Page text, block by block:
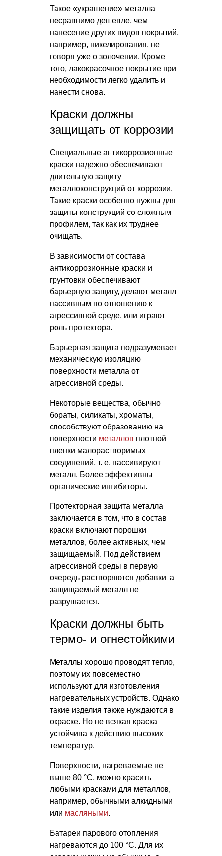
Такое «украшение» металла
несравнимо дешевле, чем
нанесение других видов покрытий,
например, никелирования, не
говоря уже о золочении. Кроме
того, лакокрасочное покрытие при
необходимости легко удалить и
нанести снова.
Краски должны
защищать от коррозии
Специальные антикоррозионные
краски надежно обеспечивают
длительную защиту
металлоконструкций от коррозии.
Такие краски особенно нужны для
защиты конструкций со сложным
профилем, так как их труднее
очищать.
В зависимости от состава
антикоррозионные краски и
грунтовки обеспечивают
барьерную защиту, делают металл
пассивным по отношению к
агрессивной среде, или играют
роль протектора.
Барьерная защита подразумевает
механическую изоляцию
поверхности металла от
агрессивной среды.
Некоторые вещества, обычно
бораты, силикаты, хроматы,
способствуют образованию на
поверхности металлов плотной
пленки малорастворимых
соединений, т. е. пассивируют
металл. Более эффективны
органические ингибиторы.
Протекторная защита металла
заключается в том, что в состав
краски включают порошки
металлов, более активных, чем
защищаемый. Под действием
агрессивной среды в первую
очередь растворяются добавки, а
защищаемый металл не
разрушается.
Краски должны быть
термо- и огнестойкими
Металлы хорошо проводят тепло,
поэтому их повсеместно
используют для изготовления
нагревательных устройств. Однако
такие изделия также нуждаются в
окраске. Но не всякая краска
устойчива к действию высоких
температур.
Поверхности, нагреваемые не
выше 80 °C, можно красить
любыми красками для металлов,
например, обычными алкидными
или масляными.
Батареи парового отопления
нагреваются до 100 °C. Для их